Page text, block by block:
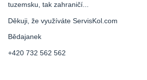
tuzemsku, tak zahraničí...
Děkuji, že využíváte ServisKol.com
Bědajanek
+420 732 562 562